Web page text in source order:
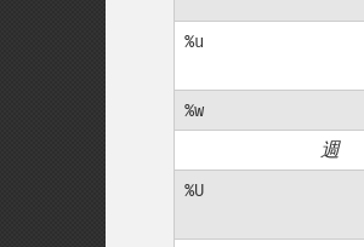
%u
%w
週
%U